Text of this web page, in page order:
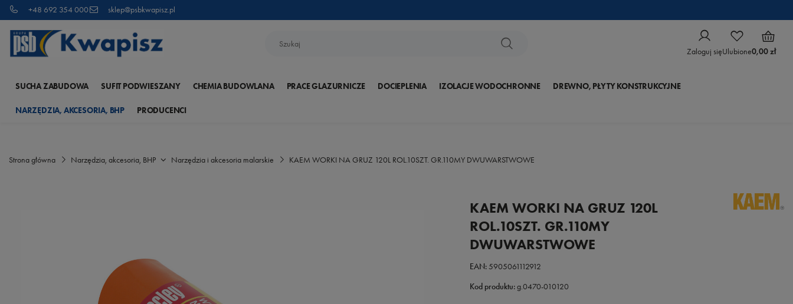
+48 692 354 000 sklep@psbkwapisz.pl
Zaloguj sięUlubione0,00 zł
SUCHA ZABUDOWA SUFIT PODWIESZANY CHEMIA BUDOWLANA PRACE GLAZURNICZE DOCIEPLENIA IZOLACJE WODOCHRONNE DREWNO, PŁYTY KONSTRUKCYJNE
NARZĘDZIA, AKCESORIA, BHP PRODUCENCI
Strona główna Narzędzia, akcesoria, BHP Narzędzia i akcesoria malarskie KAEM WORKI NA GRUZ 120L ROL.10SZT. GR.110MY DWUWARSTWOWE
KAEM WORKI NA GRUZ 120L
ROL.10SZT. GR.110MY
DWUWARSTWOWE
EAN:5905061112912
Kod produktu:g.0470-010120